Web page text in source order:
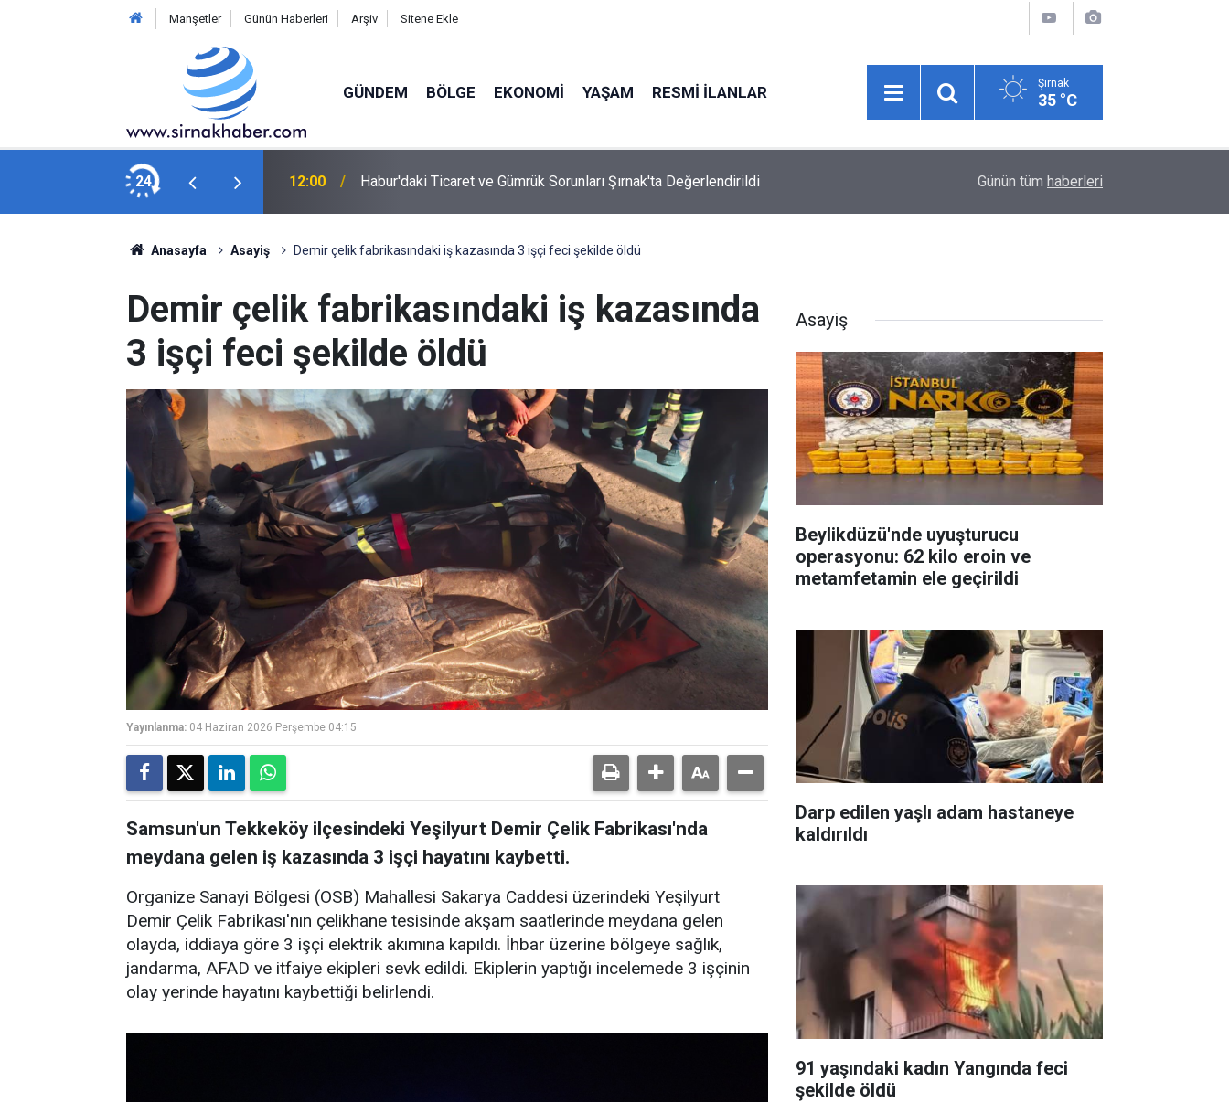
Manşetler Günün Haberleri Arşiv Sitene Ekle
GÜNDEM BÖLGE EKONOMI YAŞAM RESMI İLANLAR Şırnak
35 °C
24 12:00 Habur'daki Ticaret ve Gümrük Sorunları Şırnak'ta Değerlendirildi Günün tüm haberleri
Anasayfa Asayiş Demir çelik fabrikasındaki iş kazasında 3 işçi feci şekilde öldü
Demir çelik fabrikasındaki iş kazasında
3 işçi feci şekilde öldü
Yayınlanma: 04 Haziran 2026 Perşembe 04:15
Samsun'un Tekkeköy ilçesindeki Yeşilyurt Demir Çelik Fabrikası'nda
meydana gelen iş kazasında 3 işçi hayatını kaybetti.
Organize Sanayi Bölgesi (OSB) Mahallesi Sakarya Caddesi üzerindeki Yeşilyurt
Demir Çelik Fabrikası'nın çelikhane tesisinde akşam saatlerinde meydana gelen
olayda, iddiaya göre 3 işçi elektrik akımına kapıldı. İhbar üzerine bölgeye sağlık,
jandarma, AFAD ve itfaiye ekipleri sevk edildi. Ekiplerin yaptığı incelemede 3 işçinin
olay yerinde hayatını kaybettiği belirlendi.
Asayiş
Beylikdüzü'nde uyuşturucu
operasyonu: 62 kilo eroin ve
metamfetamin ele geçirildi
Darp edilen yaşlı adam hastaneye
kaldırıldı
91 yaşındaki kadın Yangında feci
şekilde öldü